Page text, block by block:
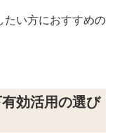
たい方におすすめの
効活用の選び